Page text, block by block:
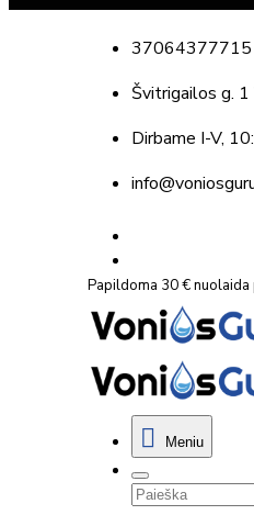
37064377715
Švitrigailos g. 1
Dirbame I-V,
Papildoma 30 €
Meniu